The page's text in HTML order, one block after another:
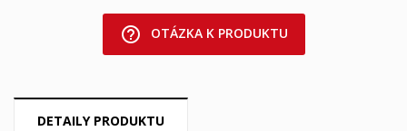
help_outline OTÁZKA K PRODUKTU
DETAILY PRODUKTU